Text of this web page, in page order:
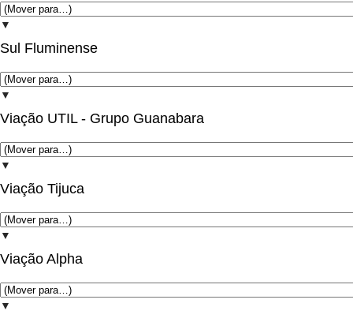
▼
Sul Fluminense
▼
Viação UTIL - Grupo Guanabara
▼
Viação Tijuca
▼
Viação Alpha
▼